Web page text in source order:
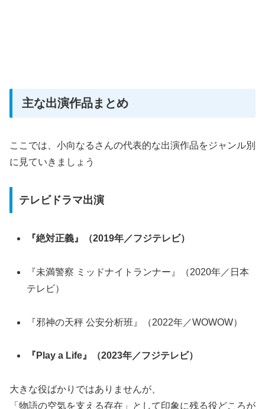
主な出演作品まとめ
ここでは、小向なるさんの代表的な出演作品をジャンル別
に見ていきましょう
テレビドラマ出演
『絶対正義』（2019年／フジテレビ）
『未満警察 ミッドナイトランナー』（2020年／日本
テレビ）
『邪神の天秤 公安分析班』（2022年／WOWOW）
『Play a Life』（2023年／フジテレビ）
大きな役ばかりではありませんが、
「物語の空気を支える存在」として印象に残る役どころが